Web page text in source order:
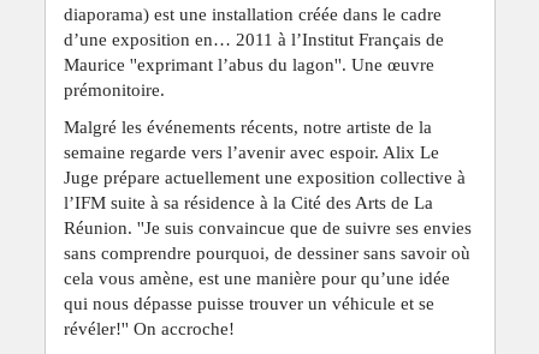
diaporama) est une installation créée dans le cadre
d’une exposition en… 2011 à l’Institut Français de
Maurice ''exprimant l’abus du lagon''. Une œuvre
prémonitoire.
Malgré les événements récents, notre artiste de la
semaine regarde vers l’avenir avec espoir. Alix Le
Juge prépare actuellement une exposition collective à
l’IFM suite à sa résidence à la Cité des Arts de La
Réunion. ''Je suis convaincue que de suivre ses envies
sans comprendre pourquoi, de dessiner sans savoir où
cela vous amène, est une manière pour qu’une idée
qui nous dépasse puisse trouver un véhicule et se
révéler!'' On accroche!